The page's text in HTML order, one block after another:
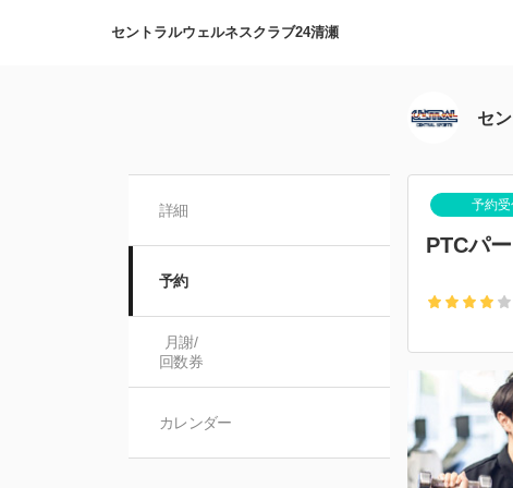
セントラルウェルネスクラブ24清瀬
セ
詳細
予約
月謝/
回数券
カレンダー
予約受
PTCパ